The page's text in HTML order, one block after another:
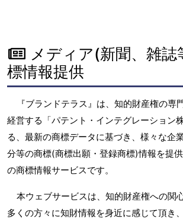
メディア(新聞、雑誌
標情報提供
『ブランドテラス』は、知的財産権の専
経営する「パテント・インテグレーション
る、最新の商標データに基づき、様々な企
分等の商標(商標出願・登録商標)情報を提
の商標情報サービスです。
本ウェブサービスは、知的財産権への関
多くの方々に知財情報を身近に感じて頂き